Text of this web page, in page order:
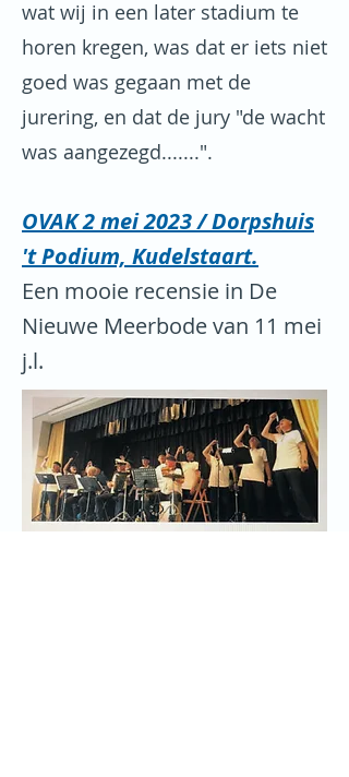
wat wij in een later stadium te
horen kregen, was dat er iets niet
goed was gegaan met de
jurering, en dat de jury "de wacht
was aangezegd.......".
OVAK 2 mei 2023/ Dorpshuis
't Podium, Kudelstaart.
Een mooie recensie in De
Nieuwe Meerbode van 11 mei
j.l.